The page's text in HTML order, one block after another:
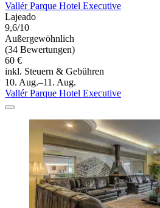
Vallér Parque Hotel Executive
Lajeado
9,6/10
Außergewöhnlich
(34 Bewertungen)
60 €
inkl. Steuern & Gebühren
10. Aug.–11. Aug.
Vallér Parque Hotel Executive